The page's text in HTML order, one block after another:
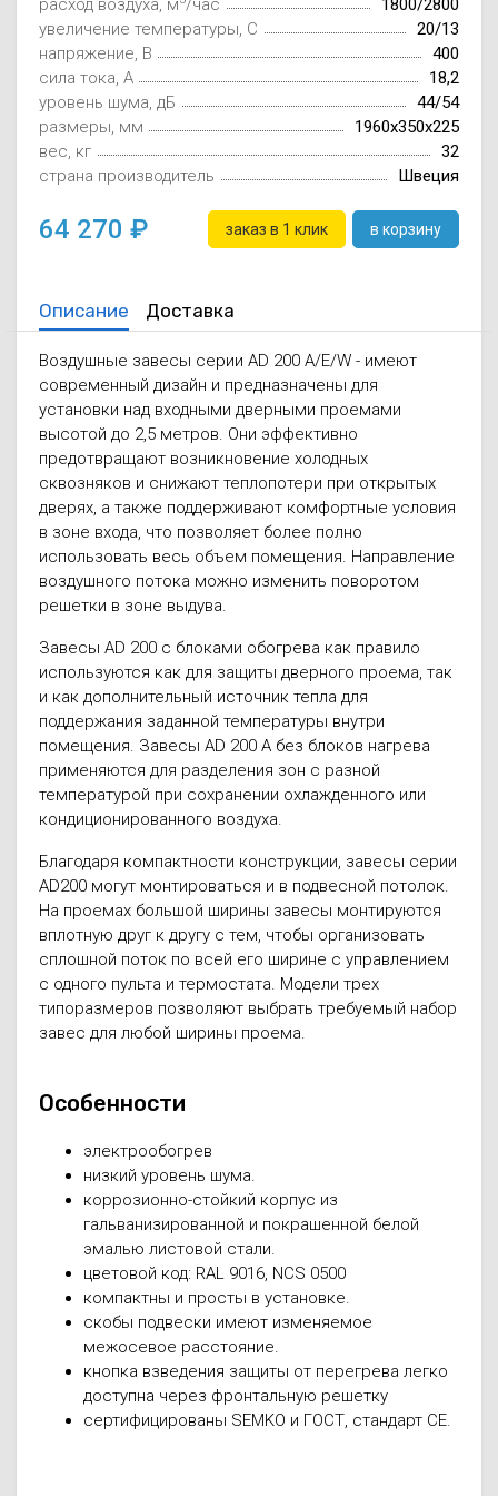
расход воздуха, м /час
1800/2800
увеличение температуры, C
20/13
напряжение, В
400
сила тока, А
18,2
уровень шума, дБ
44/54
размеры, мм
1960х350х225
вес, кг
32
страна производитель
Швеция
64 270 заказ в 1 клик в корзину
Описание Доставка
Воздушные завесы серии AD 200 A/E/W - имеют
современный дизайн и предназначены для
установки над входными дверными проемами
высотой до 2,5 метров. Они эффективно
предотвращают возникновение холодных
сквозняков и снижают теплопотери при открытых
дверях, а также поддерживают комфортные условия
в зоне входа, что позволяет более полно
использовать весь объем помещения. Направление
воздушного потока можно изменить поворотом
решетки в зоне выдува.
Завесы AD 200 с блоками обогрева как правило
используются как для защиты дверного проема, так
и как дополнительный источник тепла для
поддержания заданной температуры внутри
помещения. Завесы AD 200 A без блоков нагрева
применяются для разделения зон с разной
температурой при сохранении охлажденного или
кондиционированного воздуха.
Благодаря компактности конструкции, завесы серии
AD200 могут монтироваться и в подвесной потолок.
На проемах большой ширины завесы монтируются
вплотную друг к другу с тем, чтобы организовать
сплошной поток по всей его ширине с управлением
с одного пульта и термостата. Модели трех
типоразмеров позволяют выбрать требуемый набор
завес для любой ширины проема.
Особенности
электрообогрев
низкий уровень шума.
коррозионно-стойкий корпус из
гальванизированной и покрашенной белой
эмалью листовой стали.
цветовой код: RAL 9016, NCS 0500
компактны и просты в установке.
скобы подвески имеют изменяемое
межосевое расстояние.
кнопка взведения защиты от перегрева легко
доступна через фронтальную решетку
сертифицированы SEMKO и ГОСТ, стандарт CE.
Осушители
Wi-Fi модуля
отработанном